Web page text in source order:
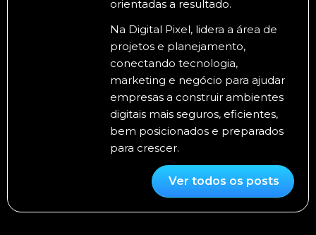
orientadas a resultado.
Na Digital Pixel, lidera a área de
projetos e planejamento,
conectando tecnologia,
marketing e negócio para ajudar
empresas a construir ambientes
digitais mais seguros, eficientes,
bem posicionados e preparados
para crescer.
Ver todos os posts